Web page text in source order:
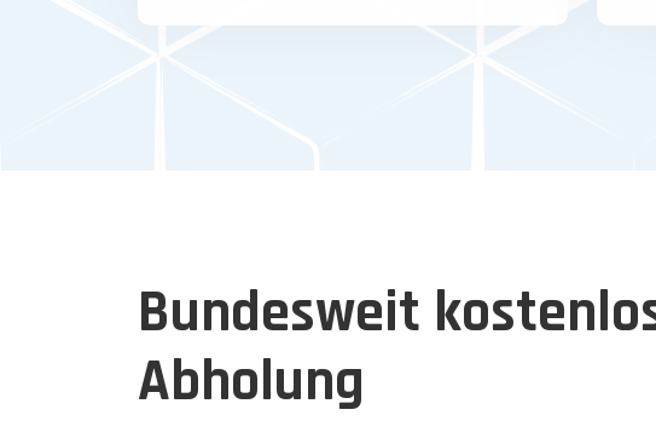
Bundesweit
Abholung